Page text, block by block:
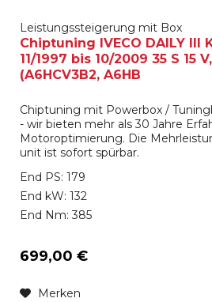
Leistungssteigerung mit Box
Chiptuning IVECO DAILY III
11/1997 bis 10/2009 35 S 15
(A6HCV3B2, A6HB
Chiptuning mit Powerbox /
- wir bieten mehr als 30 Jahre
Motoroptimierung. Die
unit ist sofort spürbar.
End PS: 179
End kW: 132
End Nm: 385
699,00 €
Merken